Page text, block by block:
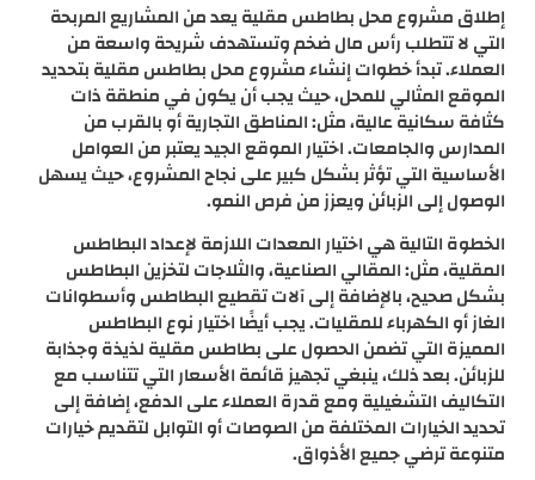
إطلاق مشروع محل بطاطس مقلية يعد من المشاريع المربحة
التي لا تتطلب رأس مال ضخم وتستهدف شريحة واسعة من
العملاء. تبدأ خطوات إنشاء مشروع محل بطاطس مقلية بتحديد
الموقع المثالي للمحل، حيث يجب أن يكون في منطقة ذات
كثافة سكانية عالية، مثل: المناطق التجارية أو بالقرب من
المدارس والجامعات. اختيار الموقع الجيد يعتبر من العوامل
الأساسية التي تؤثر بشكل كبير على نجاح المشروع، حيث يسهل
الوصول إلى الزبائن ويعزز من فرص النمو.
الخطوة التالية هي اختيار المعدات اللازمة لإعداد البطاطس
المقلية، مثل: المقالي الصناعية، والثلاجات لتخزين البطاطس
بشكل صحيح، بالإضافة إلى آلات تقطيع البطاطس وأسطوانات
الغاز أو الكهرباء للمقليات. يجب أيضًا اختيار نوع البطاطس
المميزة التي تضمن الحصول على بطاطس مقلية لذيذة وجذابة
للزبائن. بعد ذلك، ينبغي تجهيز قائمة الأسعار التي تتناسب مع
التكاليف التشغيلية ومع قدرة العملاء على الدفع، إضافة إلى
تحديد الخيارات المختلفة من الصوصات أو التوابل لتقديم خيارات
متنوعة ترضي جميع الأذواق.